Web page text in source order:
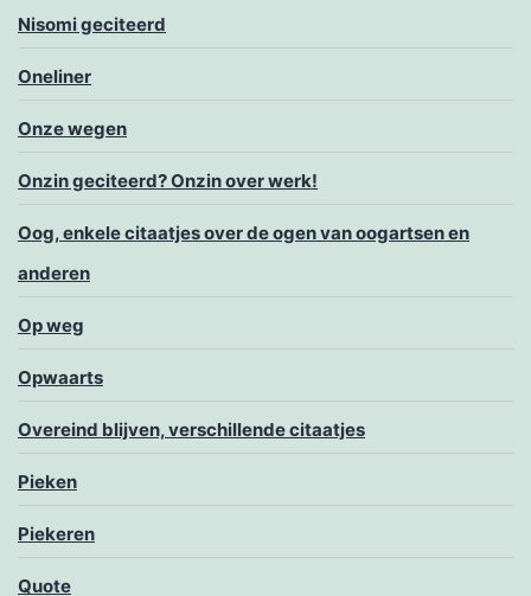
Nisomi geciteerd
Oneliner
Onze wegen
Onzin geciteerd? Onzin over werk!
Oog, enkele citaatjes over de ogen van oogartsen en
anderen
Op weg
Opwaarts
Overeind blijven, verschillende citaatjes
Pieken
Piekeren
Quote